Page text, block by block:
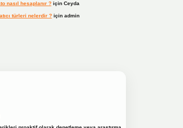
nasıl hesaplanır ?için Ceyda
türleri nelerdir ?için admin